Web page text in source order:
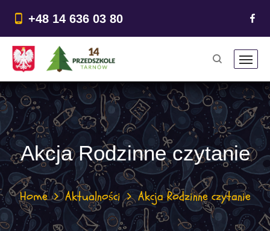
treści
+48 14 636 03 80
Akcja Rodzinne czytanie
Home Aktualności Akcja Rodzinne czytanie